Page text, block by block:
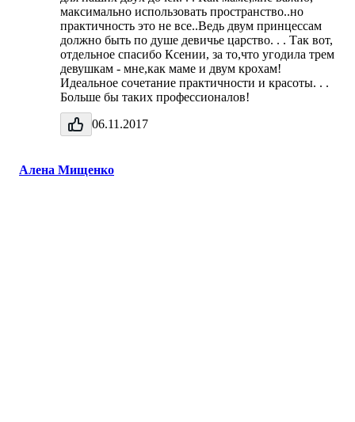
максимально использовать пространство..но
практичность это не все..Ведь двум принцессам
должно быть по душе девичье царство. . . Так вот,
отдельное спасибо Ксении, за то,что угодила трем
девушкам - мне,как маме и двум крохам!
Идеальное сочетание практичности и красоты. . .
Больше бы таких профессионалов!
06.11.2017
Алена Мищенко